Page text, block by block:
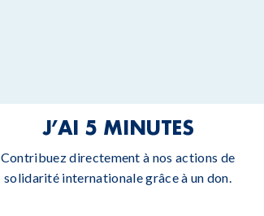
J’AI 5 MINUTES
Contribuez directement à nos actions de
solidarité internationale grâce à un don.